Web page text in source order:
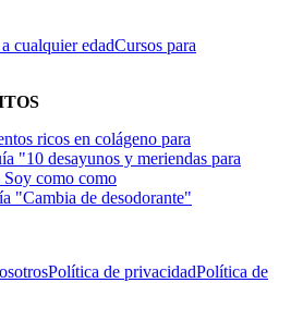
cualquier edadCursos para
ricos en colágeno para
"10 desayunos y meriendas para
como como
"Cambia de desodorante"
Política de privacidadPolítica de